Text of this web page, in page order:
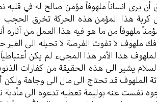
أن يرى انساناً ملهوفاً مؤمن صالح له في
كربة هذا المؤمن هذه الحركة تخرق الحجب
ملهوفاً من ما هو فيه هذا العمل من آثاره
ملهوف لا تفوت الفرصة لا تحيله الى الغير
هذا الأمر هذا المجيء لم يكن
السلام يشير الى هذه الحقيقة من كفارات
الملهوف قد تحتاج الى مال الى وجاهة
نفست عنه بوليمة تعطيه تدعوه الى مأدبة